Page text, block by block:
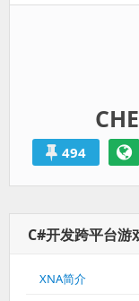
494
C#开发跨平台游
XNA简介